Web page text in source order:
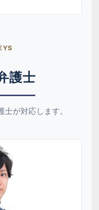
護士
が対応します。